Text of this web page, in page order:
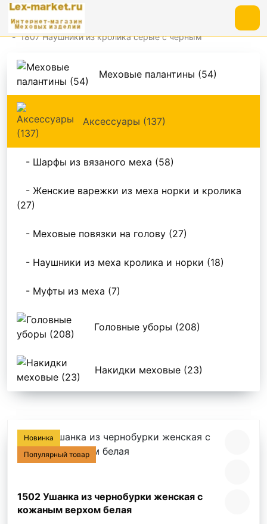
Аксессуары
1807 Наушники из кролика серые с черным
Меховые палантины (54)
Аксессуары (137)
- Шарфы из вязаного меха (58)
- Женские варежки из меха норки и кролика
(27)
- Меховые повязки на голову (27)
- Наушники из меха кролика и норки (18)
- Муфты из меха (7)
Головные уборы (208)
Накидки меховые (23)
Новинка
Популярный товар
В наличии